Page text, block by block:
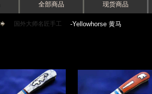
全部商品 现货商品
国外大师名匠手工 -Yellowhorse 黄马